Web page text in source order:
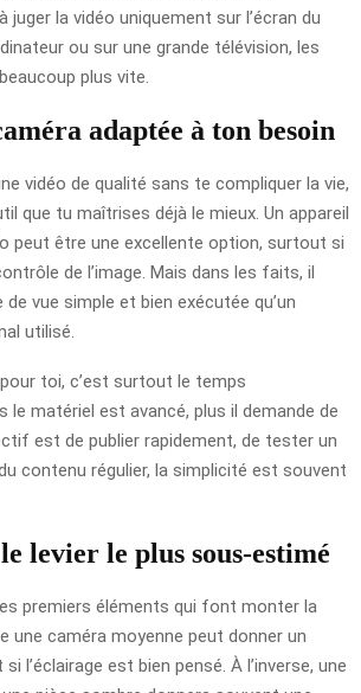
la vidéo uniquement sur l’écran du
ou sur une grande télévision, les
plus vite.
adaptée à ton besoin
vidéo de qualité sans te compliquer la vie,
que tu maîtrises déjà le mieux. Un appareil
peut être une excellente option, surtout si
de l’image. Mais dans les faits, il
vue simple et bien exécutée qu’un
utilisé.
toi, c’est surtout le temps
le matériel est avancé, plus il demande de
est de publier rapidement, de tester un
contenu régulier, la simplicité est souvent
levier le plus sous-estimé
premiers éléments qui font monter la
une caméra moyenne peut donner un
l’éclairage est bien pensé. À l’inverse, une